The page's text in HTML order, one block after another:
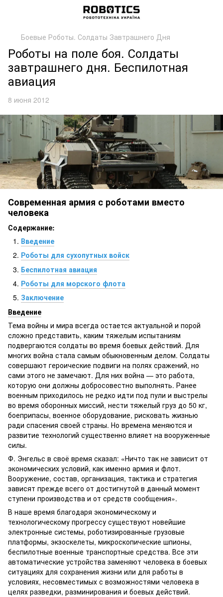
Боевые Роботы. Солдаты Завтрашнего Дня
Роботы на поле боя. Солдаты
завтрашнего дня. Беспилотная
авиация
8 июня 2012
Современная армия с роботами вместо
человека
Содержание:
Введение
Роботы для сухопутных войск
Беспилотная авиация
Роботы для морского флота
Заключение
Введение
Тема войны и мира всегда остается актуальной и порой
сложно представить, каким тяжелым испытаниям
подвергаются солдаты во время боевых действий. Для
многих война стала самым обыкновенным делом. Солдаты
совершают героические подвиги на полях сражений, но
сами этого не замечают. Для них война — это работа,
которую они должны добросовестно выполнять. Ранее
военным приходилось не редко идти под пули и выстрелы
во время оборонных миссий, нести тяжелый груз до 50 кг,
боеприпасы, военное оборудование, рисковать жизнью
ради спасения своей страны. Но времена меняются и
развитие технологий существенно влияет на вооруженные
силы.
Ф. Энгельс в своё время сказал: «Ничто так не зависит от
экономических условий, как именно армия и флот.
Вооружение, состав, организация, тактика и стратегия
зависят прежде всего от достигнутой в данный момент
ступени производства и от средств сообщения».
В наше время благодаря экономическому и
технологическому прогрессу существуют новейшие
электронные системы, роботизированные грузовые
платформы, экзоскелеты, микроскопические шпионы,
беспилотные военные транспортные средства. Все эти
автоматические устройства заменяют человека в боевых
ситуациях для сохранения жизни или для работы в
условиях, несовместимых с возможностями человека в
целях разведки, разминирования и боевых действий.